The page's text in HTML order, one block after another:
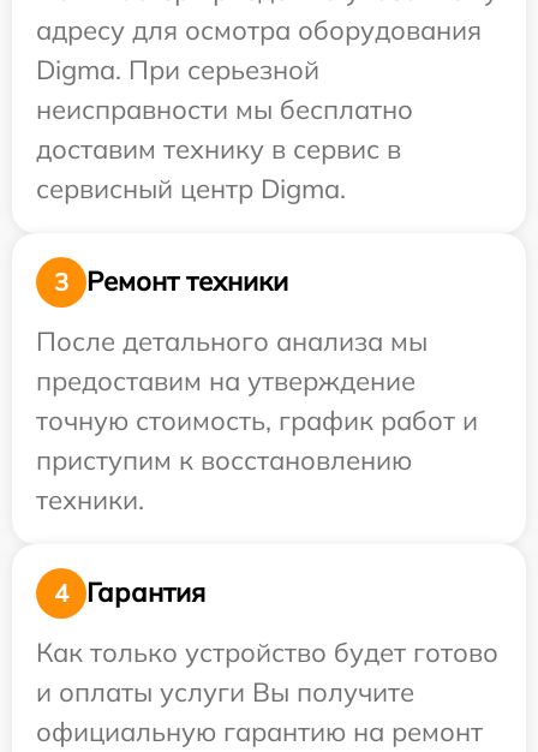
адресу для осмотра оборудования
Digma. При серьезной
неисправности мы бесплатно
доставим технику в сервис в
сервисный центр Digma.
3
Ремонт техники
После детального анализа мы
предоставим на утверждение
точную стоимость, график работ и
приступим к восстановлению
техники.
4
Гарантия
Как только устройство будет готово
и оплаты услуги Вы получите
официальную гарантию на ремонт